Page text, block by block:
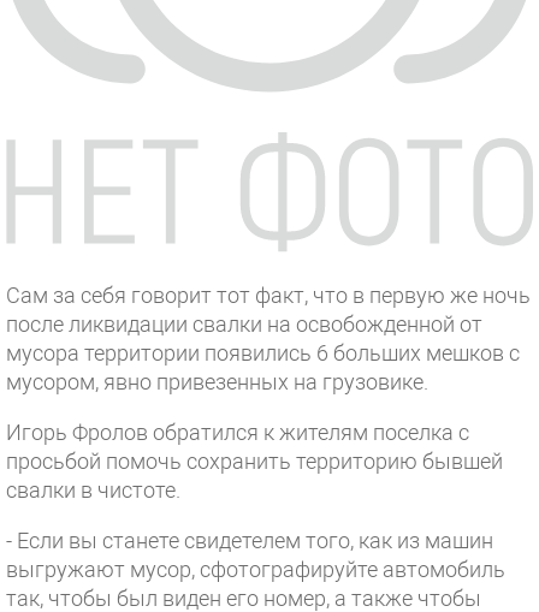
Сам за себя говорит тот факт, что в первую же ночь
после ликвидации свалки на освобожденной от
мусора территории появились 6 больших мешков с
мусором, явно привезенных на грузовике.
Игорь Фролов обратился к жителям поселка с
просьбой помочь сохранить территорию бывшей
свалки в чистоте.
- Если вы станете свидетелем того, как из машин
выгружают мусор, сфотографируйте автомобиль
так, чтобы был виден его номер, а также чтобы